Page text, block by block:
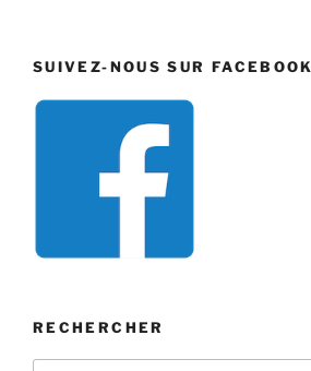
SUIVEZ-NOUS SUR FACEBOOK
RECHERCHER